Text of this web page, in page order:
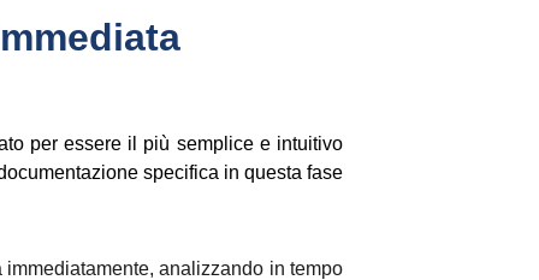
per essere il più semplice e intuitivo
specifica in questa fase
analizzando in tempo